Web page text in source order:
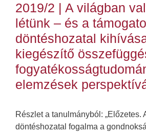
2019/2 | A világban
létünk – és a
döntéshozatal
kiegészítő
elemzések
Részlet a tanulmányból: „Előzetes.
döntéshozatal fogalma a